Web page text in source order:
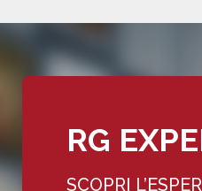
RG
SCOPRI